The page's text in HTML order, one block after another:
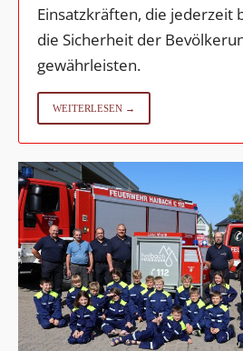
Einsatzkräften, die jederzeit
die Sicherheit der
gewährleisten.
WEITERLESEN →